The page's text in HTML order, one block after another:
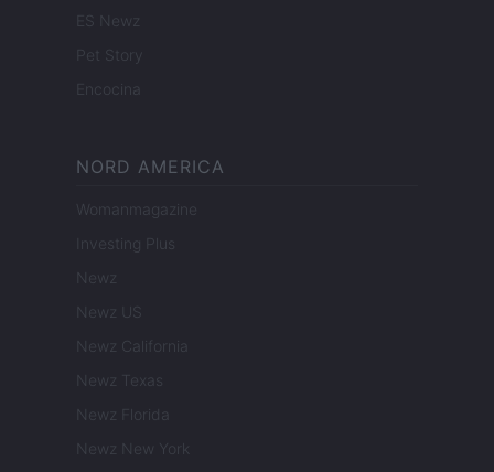
ES Newz
Pet Story
Encocina
NORD AMERICA
Womanmagazine
Investing Plus
Newz
Newz US
Newz California
Newz Texas
Newz Florida
Newz New York